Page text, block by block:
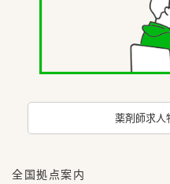
薬剤師求人
全国拠点案内